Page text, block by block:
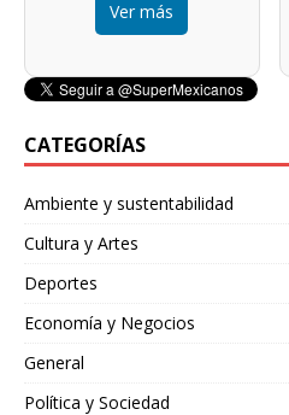
Ver más
CATEGORÍAS
Ambiente y sustentabilidad
Cultura y Artes
Deportes
Economía y Negocios
General
Política y Sociedad